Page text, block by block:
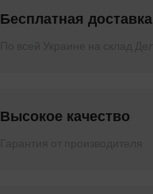
Бесплатная доставка
Высокое качество